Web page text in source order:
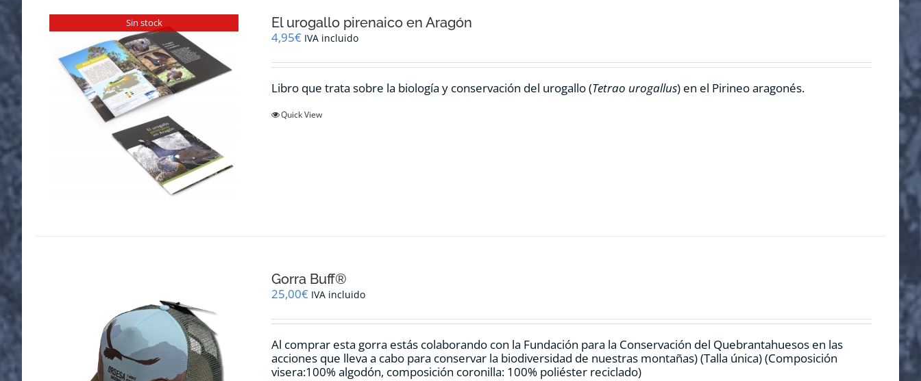
Sin stock El urogallo pirenaico en Aragón
4,95€ IVA incluido
Libro que trata sobre la biología y conservación del urogallo (Tetrao urogallus) en el Pirineo aragonés.
Quick View
Gorra Buff®
25,00€ IVA incluido
Al comprar esta gorra estás colaborando con la Fundación para la Conservación del Quebrantahuesos en las
acciones que lleva a cabo para conservar la biodiversidad de nuestras montañas) (Talla única) (Composición
visera:100% algodón, composición coronilla: 100% poliéster reciclado)